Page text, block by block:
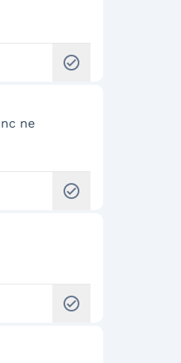
check_circle
ne
check_circle
check_circle